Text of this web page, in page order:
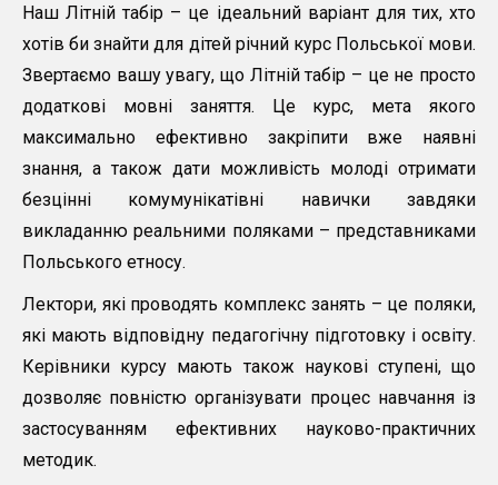
Наш Літній табір – це ідеальний варіант для тих, хто
хотів би знайти для дітей річний курс Польської мови.
Звертаємо вашу увагу, що Літній табір – це не просто
додаткові мовні заняття. Це курс, мета якого
максимально ефективно закріпити вже наявні
знання, а також дати можливість молоді отримати
безцінні комумунікатівні навички завдяки
викладанню реальними поляками – представниками
Польського етносу.
Лектори, які проводять комплекс занять – це поляки,
які мають відповідну педагогічну підготовку і освіту.
Керівники курсу мають також наукові ступені, що
дозволяє повністю організувати процес навчання із
застосуванням ефективних науково-практичних
методик.